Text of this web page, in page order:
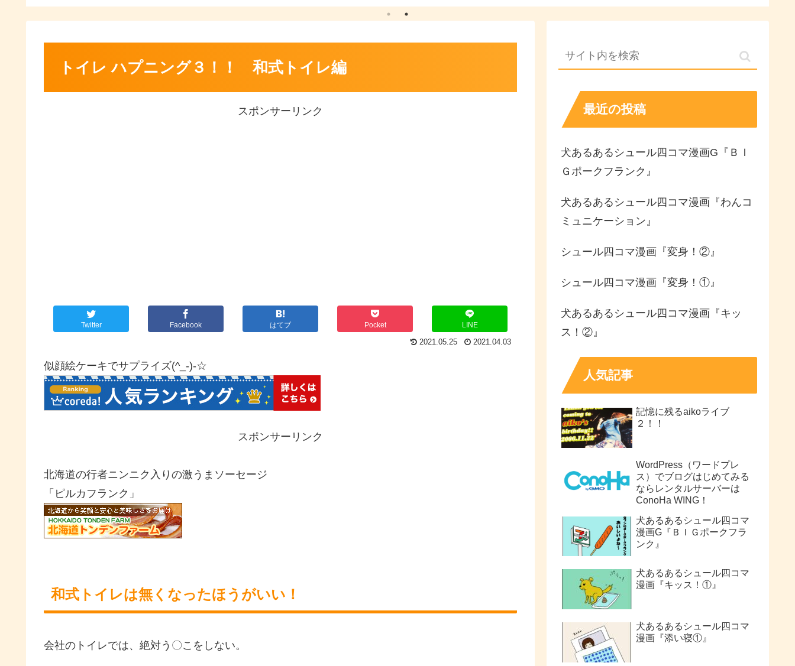
トイレ ハプニング３！！ 和式トイレ編
スポンサーリンク
Twitter Facebook はてブ Pocket LINE
2021.05.25 2021.04.03
似顔絵ケーキでサプライズ(^_-)-☆
スポンサーリンク
北海道の行者ニンニク入りの激うまソーセージ
「ピルカフランク」
和式トイレは無くなったほうがいい！
会社のトイレでは、絶対う〇こをしない。
最近の投稿
犬あるあるシュール四コマ漫画G『ＢＩ
Ｇポークフランク』
犬あるあるシュール四コマ漫画『わんコ
ミュニケーション』
シュール四コマ漫画『変身！②』
シュール四コマ漫画『変身！①』
犬あるあるシュール四コマ漫画『キッ
ス！②』
人気記事
記憶に残るaikoライブ
２！！
WordPress（ワードプレ
ス）でブログはじめてみる
ならレンタルサーバーは
ConoHa WING！
犬あるあるシュール四コマ
漫画G『ＢＩＧポークフラ
ンク』
犬あるあるシュール四コマ
漫画『キッス！①』
犬あるあるシュール四コマ
漫画『添い寝①』